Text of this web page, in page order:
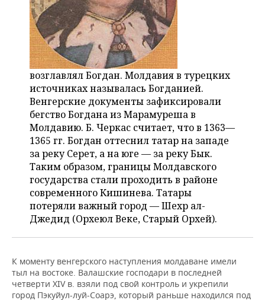
возглавлял Богдан. Молдавия в турецких
источниках называлась Богданией.
Венгерские документы зафиксировали
бегство Богдана из Марамуреша в
Молдавию. Б. Черкас считает, что в 1363—
1365 гг. Богдан оттеснил татар на западе
за реку Серет, а на юге — за реку Бык.
Таким образом, границы Молдавского
государства стали проходить в районе
современного Кишинева. Татары
потеряли важный город — Шехр ал-
Джедид (Орхеюл Веке, Старый Орхей).
К моменту венгерского наступления молдаване имели
тыл на востоке. Валашские господари в последней
четверти XIV в. взяли под свой контроль и укрепили
город Пэкуйул-луй-Соарэ, который раньше находился под